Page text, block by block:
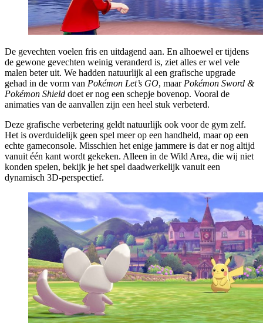
De gevechten voelen fris en uitdagend aan. En alhoewel er tijdens
de gewone gevechten weinig veranderd is, ziet alles er wel vele
malen beter uit. We hadden natuurlijk al een grafische upgrade
gehad in de vorm van Pokémon Let’s GO, maar Pokémon Sword &
Pokémon Shield doet er nog een schepje bovenop. Vooral de
animaties van de aanvallen zijn een heel stuk verbeterd.
Deze grafische verbetering geldt natuurlijk ook voor de gym zelf.
Het is overduidelijk geen spel meer op een handheld, maar op een
echte gameconsole. Misschien het enige jammere is dat er nog altijd
vanuit één kant wordt gekeken. Alleen in de Wild Area, die wij niet
konden spelen, bekijk je het spel daadwerkelijk vanuit een
dynamisch 3D-perspectief.